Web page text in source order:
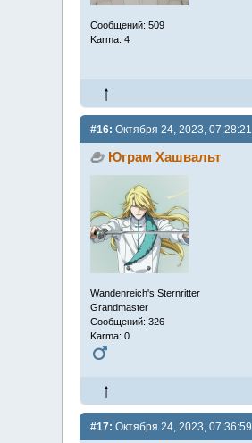
Сообщений: 509
Karma: 4
#16: Октября 24, 2023, 07:28:21
Юграм Хашвальт
Wandenreich's Sternritter
Grandmaster
Сообщений: 326
Karma: 0
#17: Октября 24, 2023, 07:36:59